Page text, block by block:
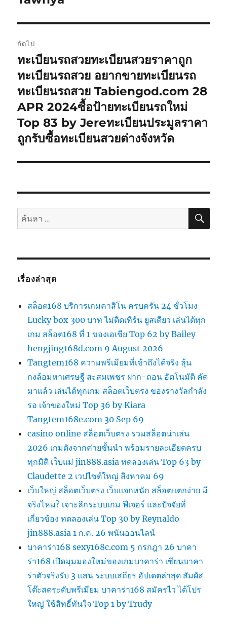
ถัดไป
เรื่อง
ต่อ
ไป:
ทะเบียนรถสวยทะเบียนสวยราคาถูก
ทะเบียนรถสวย อยากขายทะเบียนรถ
ทะเบียนรถสวย Tabiengod.com 28
APR 2024ซื้อป้ายทะเบียนรถใหม่
Top 83 by Jereทะเบียนประมูลราคา
ถูกรับซื้อทะเบียนสวยต่างจังหวัด
ค้นหา: ค้น
เรื่องล่าสุด
สล็อต168 บริการเกมคาสิโน ครบครัน 24 ชั่วโมง
Lucky box 300 บาท ไม่ติดเทิร์น ยูสเดียว เล่นได้ทุก
เกม สล็อต168 ที่ 1 ของเอเชีย Top 62 by Bailey
hengjing168d.com 9 August 2026
Tangtem168 ความพรีเมียมที่เข้าถึงได้จริง ลุ้น
กงล้อมหาเศรษฐี สะสมเพชร ฝาก-ถอน อัตโนมัติ คัด
มาแล้ว เล่นได้ทุกเกม สล็อตเว็บตรง ของรางวัลกำลัง
รอ เจ้าของใหม่ Top 36 by Kiara
Tangtem168e.com 30 Sep 69
casino online สล็อตเว็บตรง รวมสล็อตน่าเล่น
2026 เกมดังจากค่ายชั้นนำ พร้อมรายละเอียดครบ
ทุกมิติ เว็บแม่ jin888.asia ทดลองเล่น Top 63 by
Claudette 2 เวปไซต์ใหญ่ สิงหาคม 69
เว็บใหญ่ สล็อตเว็บตรง เว็บแจกหนัก สล็อตแตกง่าย มี
จริงไหม? เจาะลึกระบบเกม ฟีเจอร์ และปัจจัยที่
เกี่ยวข้อง ทดลองเล่น Top 30 by Reynaldo
jin888.asia 1 ก.ค. 26 พนันออนไลน์
บาคาร่า168 sexy168c.com 5 กรกฎา 26 บาคา
ร่า168 เปิดมุมมองใหม่ของเกมบาคาร่า เซียนบาคา
ร่าตัวจริงรับ 3 แสน ระบบเสถียร อัปเดตล่าสุด สัมผัส
โต๊ะสดระดับพรีเมียม บาคาร่า168 สมัครไว ได้โปร
ใหญ่ ใช้สิทธิ์ทันใจ Top 1 by Trudy